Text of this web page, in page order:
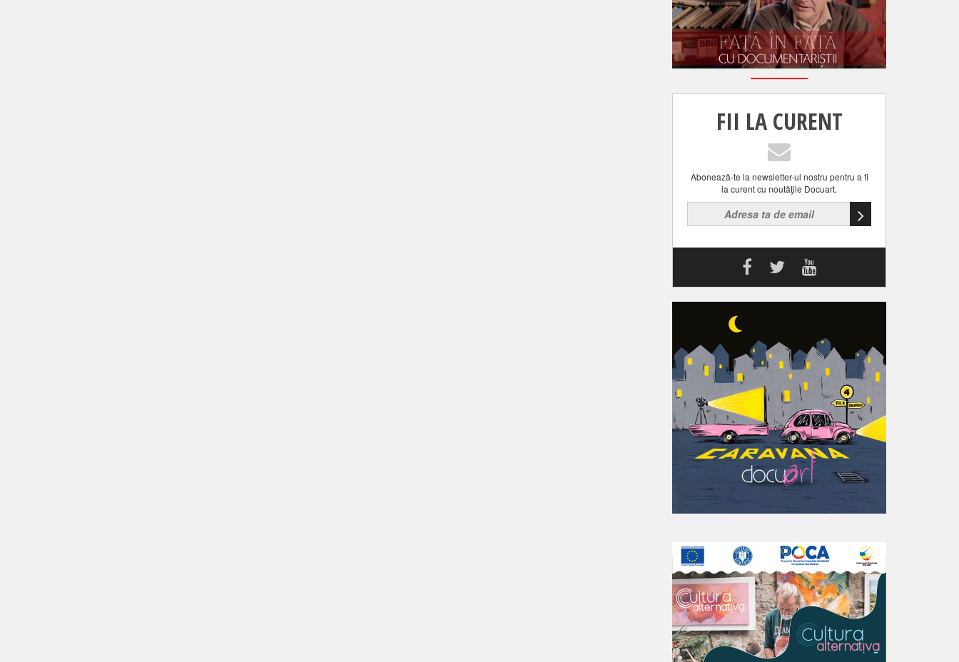
FII LA CURENT
Abonează-te la newsletter-ul nostru pentru a fi
la curent cu noutăţile Docuart.